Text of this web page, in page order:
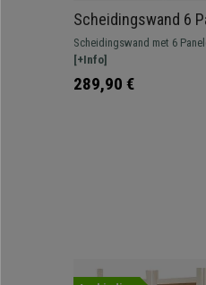
Scheidingswand 6 Panelen
BORA BORA,
Structuur
Scheidingswand met 6
geeft uw werkruimte een zomers en ontspannend
sfeertje. Daarnaast is hij
ruimtes.
[+Info]
289,90 €